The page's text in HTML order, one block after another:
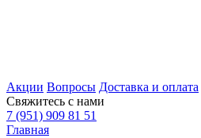
Акции Вопросы Доставка и оплата
Свяжитесь с нами
7 (951) 909 81 51
Главная